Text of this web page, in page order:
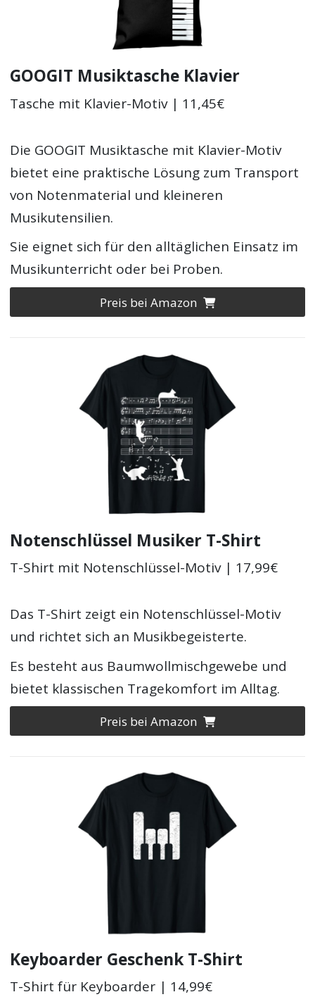
GOOGIT Musiktasche Klavier
Tasche mit Klavier-Motiv | 11,45€
Die GOOGIT Musiktasche mit Klavier-Motiv
bietet eine praktische Lösung zum Transport
von Notenmaterial und kleineren
Musikutensilien.
Sie eignet sich für den alltäglichen Einsatz im
Musikunterricht oder bei Proben.
Preis bei Amazon
Notenschlüssel Musiker T-Shirt
T-Shirt mit Notenschlüssel-Motiv | 17,99€
Das T-Shirt zeigt ein Notenschlüssel-Motiv
und richtet sich an Musikbegeisterte.
Es besteht aus Baumwollmischgewebe und
bietet klassischen Tragekomfort im Alltag.
Preis bei Amazon
Keyboarder Geschenk T-Shirt
T-Shirt für Keyboarder | 14,99€